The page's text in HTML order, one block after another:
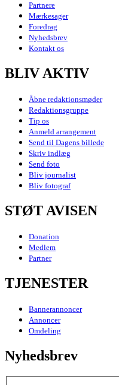
Partnere
Mærkesager
Foredrag
Nyhedsbrev
Kontakt os
BLIV AKTIV
Åbne redaktionsmøder
Redaktionsgruppe
Tip os
Anmeld arrangement
Send til Dagens billede
Skriv indlæg
Send foto
Bliv journalist
Bliv fotograf
STØT AVISEN
Donation
Medlem
Partner
TJENESTER
Bannerannoncer
Annoncer
Omdeling
Nyhedsbrev